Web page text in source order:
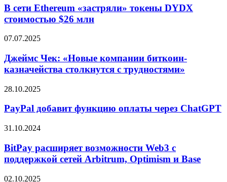
Ethereum
«застряли»
токены
стоимостью
млн
В сети Ethereum «застряли» токены DYDX
стоимостью $26 млн
Джеймс
«Новые
компании
биткоин-
столкнутся
07.07.2025
Джеймс Чек: «Новые компании биткоин-
казначейства столкнутся с трудностями»
PayPal
функцию
оплаты
через
28.10.2025
PayPal добавит функцию оплаты через ChatGPT
BitPay
возможности
Web3
с
31.10.2024
BitPay расширяет возможности Web3 с
поддержкой сетей Arbitrum, Optimism и Base
Объем
02.10.2025